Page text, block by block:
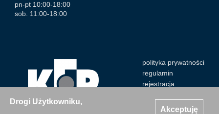
Akceptuję
Drogi Użytkowniku,
pn-pt 10:00-18:00
sob. 11:00-18:00
polityka prywatności
regulamin
rejestracja